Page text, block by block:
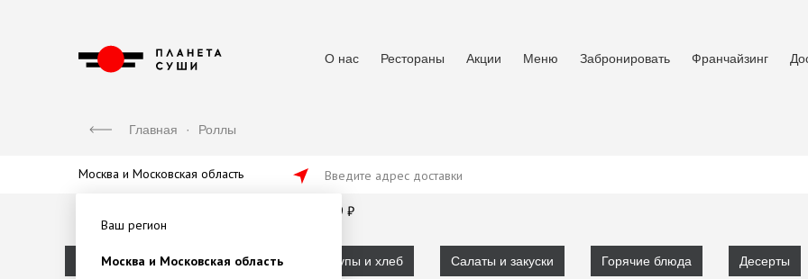
О нас Рестораны Акции Меню Забронировать Франчайзинг
Главная · Роллы
Москва и Московская область Введите адрес доставки
Ваш регион
Москва и Московская область
179 ₽
Пикник Сеты Роллы Супы и хлеб Салаты и закуски Горячие блюда Десерты